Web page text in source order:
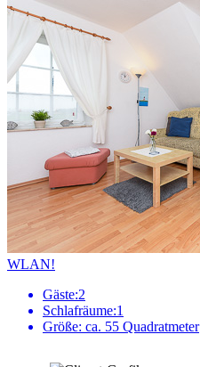
WLAN!
Gäste:2
Schlafräume:1
Größe: ca. 55 Quadratmeter